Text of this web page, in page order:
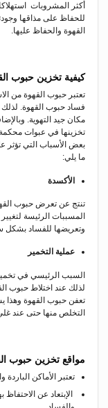
أكثر المشروبات
للحفاظ على مذاقها
القهوة والحفاظ عليها.
كيفية تخزين حبوب
تعتبر حبوب القهوة من
فساد حبوب القهوة. لذلك
مكان جيد التهوية.
تخزينها في عبوات
بعض الأسباب التي تؤثر
ما يلي:
الأكسدة
تنتج عن تعرض حبوب
المسببات الرئيسة
وتعريضها للفساد بشكل
عملية التخمير
السبب الرئيسي في
لذلك عند اختلاط حبوب
تعفن حبوب القهوة وهذا
التخلص منها حتى عند
مواقع تخزين حبوب
تعتبر الأماكن
الإبتعاد عن